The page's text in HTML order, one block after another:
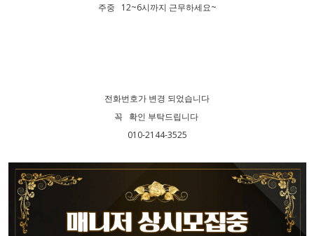
주중 12~6시까지 근무하세요~
전화번호가 변경 되었습니다
꼭 확인 부탁드립니다
010-2144-3525